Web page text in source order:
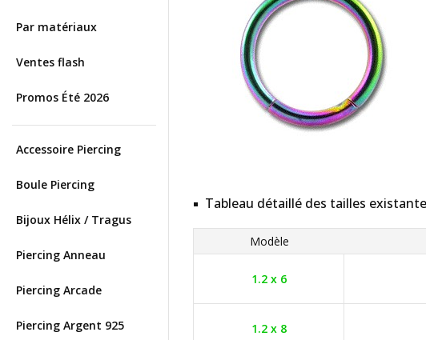
Par matériaux
Ventes flash
Promos Été 2026
Accessoire Piercing
Boule Piercing
Bijoux Hélix / Tragus
Piercing Anneau
Piercing Arcade
Piercing Argent 925
Tableau détaillé des tailles
Modèle
1.2 x 6
1.2 x 8